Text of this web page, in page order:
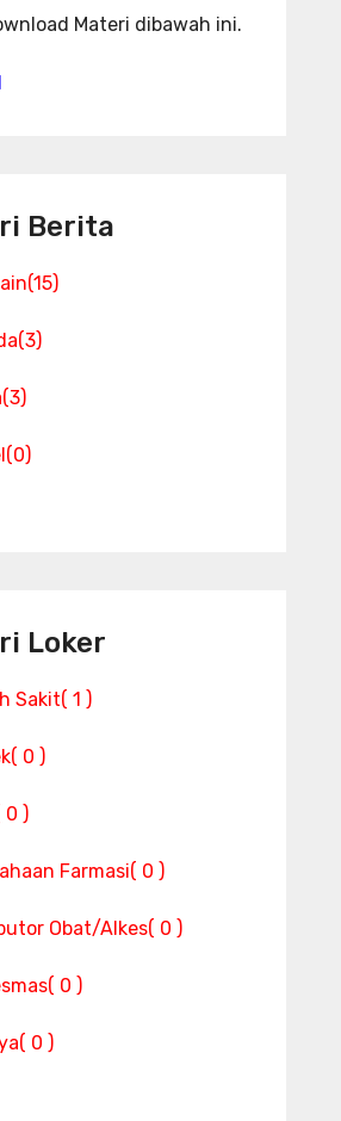
Materi dibawah ini.
Berita
(15)
(3)
(3)
(0)
Loker
Sakit( 1 )
( 0 )
0 )
Farmasi( 0 )
Obat/Alkes( 0 )
( 0 )
( 0 )